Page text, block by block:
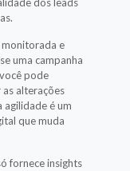
monitorada e
uma campanha
pode
alterações
agilidade é um
que muda
fornece insights